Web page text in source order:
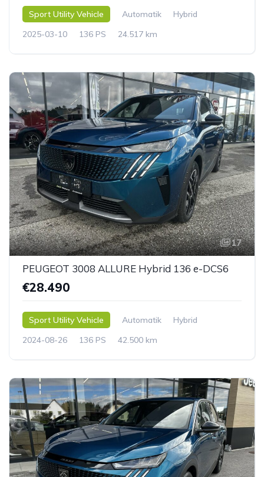
Sport Utility Vehicle Automatik
Hybrid
2025-03-10
136 PS 24.517 km
17
PEUGEOT 3008 ALLURE Hybrid 136 e-DCS6
€28.490
Sport Utility Vehicle Automatik
Hybrid
2024-08-26
136 PS 42.500 km